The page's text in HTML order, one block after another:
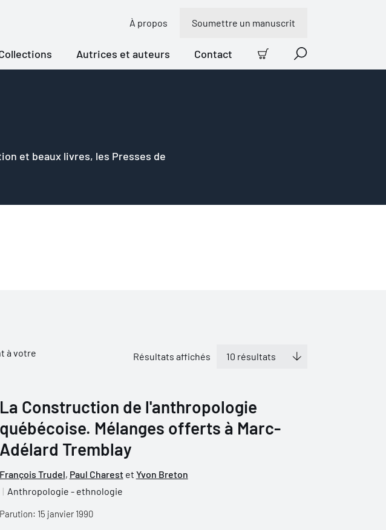
À propos Soumettre un manuscrit
Autrices et auteurs Contact
Panier Recherche
et beaux livres, les Presses de
à votre
Résultats affichés
La Construction de l'anthropologie
québécoise. Mélanges offerts à Marc-
Adélard Tremblay
François Trudel, Paul Charestet Yvon Breton
Anthropologie - ethnologie
Parution: 15 janvier 1990